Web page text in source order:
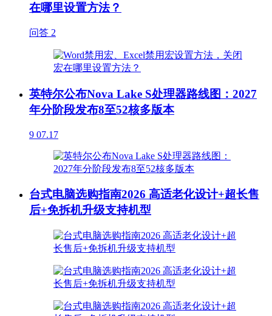
在哪里设置方法？
问答 2
英特尔公布Nova Lake S处理器路线图：2027
年分阶段发布8至52核多版本
9 07.17
台式电脑选购指南2026 高适老化设计+超长售
后+免拆机升级支持机型